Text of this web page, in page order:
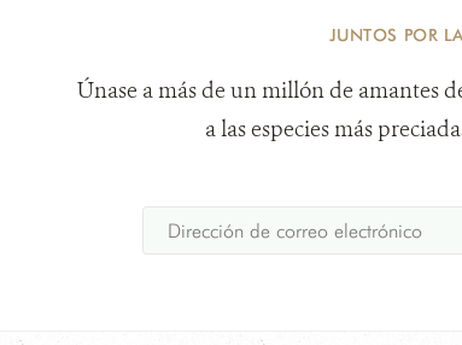
JUNTOS POR
Únase a más de un millón de amantes
a las especies más